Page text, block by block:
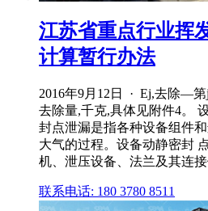
江苏省重点行业挥
计算暂行办法
2016年9月12日 · Ej,去除—
去除量,千克,具体见附件4。
封点泄漏是指各种设备组件
大气的过程。设备动静密封
机、泄压设备、法兰及其连
联系电话: 180 3780 8511